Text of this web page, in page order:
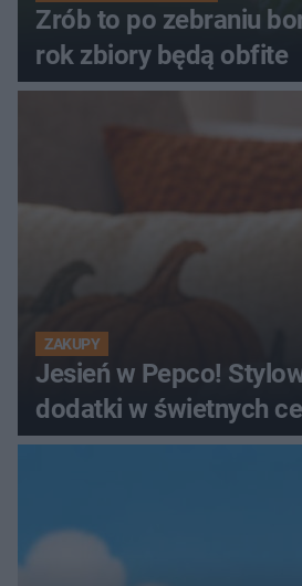
Zrób to po zebraniu
rok zbiory będą obfite
ZAKUPY
Jesień w Pepco!
dodatki w świetnych